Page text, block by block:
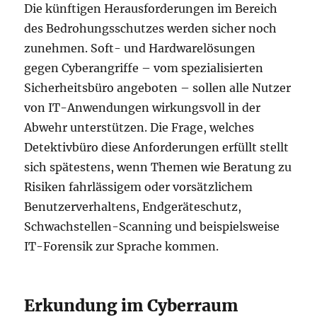
Die künftigen Herausforderungen im Bereich
des Bedrohungsschutzes werden sicher noch
zunehmen. Soft- und Hardwarelösungen
gegen Cyberangriffe – vom spezialisierten
Sicherheitsbüro angeboten – sollen alle Nutzer
von IT-Anwendungen wirkungsvoll in der
Abwehr unterstützen. Die Frage, welches
Detektivbüro diese Anforderungen erfüllt stellt
sich spätestens, wenn Themen wie Beratung zu
Risiken fahrlässigem oder vorsätzlichem
Benutzerverhaltens, Endgeräteschutz,
Schwachstellen-Scanning und beispielsweise
IT-Forensik zur Sprache kommen.
Erkundung im Cyberraum